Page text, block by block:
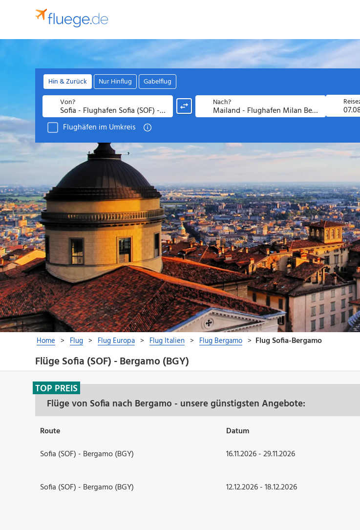
Flüge Sofia (SOF) - Bergamo (BGY)
Flüge von Sofia nach Bergamo - unsere günstigsten Angebote:
TOP PREIS
Route Datum
Sofia (SOF) - Bergamo (BGY)
16.11.2026 - 29.11.2026
Sofia (SOF) - Bergamo (BGY) 12.12.2026 - 18.12.2026